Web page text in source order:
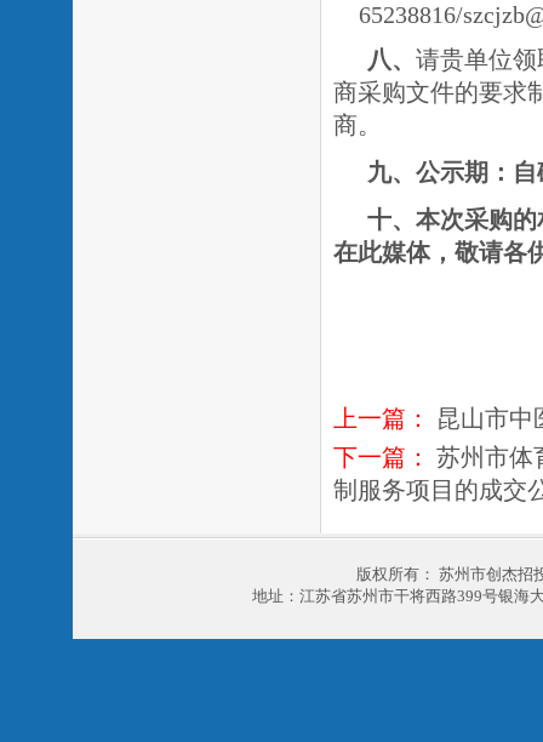
65238816/
八、请贵单位
商采购文件的要求
商。
九、公示期：
十、本次采购
在此媒体，敬请各
上一篇：
昆山市中
下一篇：
苏州市体
制服务项目的成交
版权所有： 苏州市创杰
地址：江苏省苏州市干将西路399号银海